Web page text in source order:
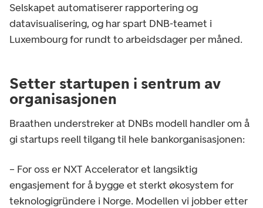
Selskapet automatiserer rapportering og
datavisualisering, og har spart DNB-teamet i
Luxembourg for rundt to arbeidsdager per måned.
Setter startupen i sentrum av
organisasjonen
Braathen understreker at DNBs modell handler om å
gi startups reell tilgang til hele bankorganisasjonen:
– For oss er NXT Accelerator et langsiktig
engasjement for å bygge et sterkt økosystem for
teknologigründere i Norge. Modellen vi jobber etter